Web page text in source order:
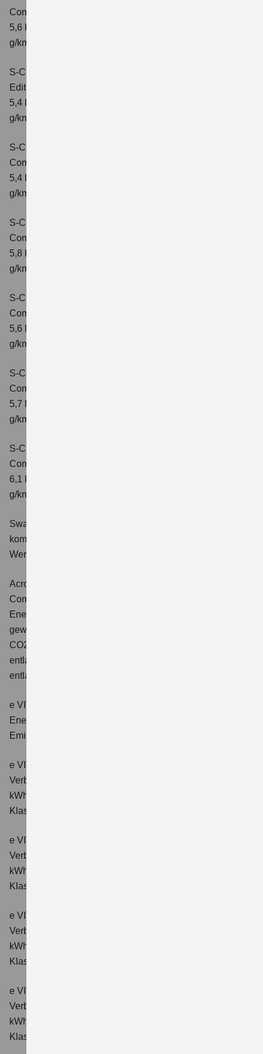
Comfort+
5,6 l/100km; kombinierter Wert der CO₂-Emission: 127
g/km; CO₂-Klasse: D
S-Cross 1.4 BOOSTERJET HYBRID
Edition
5,4 l/100 km; kombinierter Wert der CO2-Emission: 121
g/km; CO2-Klasse: D
S-Cross 1.4 BOOSTERJET HYBRID
Comfort
5,4 l/100 km; kombinierter Wert der CO2-Emission: 121
g/km; CO2-Klasse: D
S-Cross 1.4 BOOSTERJET HYBRID AT
Comfort
5,8 l/100 km; kombinierter Wert der CO2-Emission: 132
g/km; CO2-Klasse: D
S-Cross 1.4 BOOSTERJET HYBRID ALLGRIP
Comfort
5,6 l/100 km; kombinierter Wert der CO2-Emission: 131
g/km; CO2-Klasse: D
S-Cross 1.4 BOOSTERJET HYBRID ALLGRIP
Comfort+
5,7 l/100 km; kombinierter Wert der CO2-Emission: 131
g/km; CO2-Klasse: D
S-Cross 1.4 BOOSTERJET HYBRID ALLGRIP AT
Comfort+
6,1 l/100 km; kombinierter Wert der CO2-Emission: 141
g/km; CO2-Klasse: E
Swace 1.8 HYBRID CVT Comfort+
kombinierter Energieverbrauch 4,5 l/100km; kombinierter
Wert der CO2-Emission: 102 g/km; CO2-Klasse: C.
Across 2.5 PLUG-IN HYBRID CVT
Comfort+
Energieverbrauch: 17,1kWh/100km plus 1,0 l/100 km;
gewichtet kombinierter Wert der CO2-Emission: 22 g/km;
CO2-Klasse: B; kombinierter Kraftstoffverbrauch bei
entladener Batterie: 6,6 l/100km; CO2-Klasse (bei
entladener Batterie): E.
e VITARA eAxle Club (49 kWh-Batterie)
Energieverbrauch kombiniert: 14,9 kWh/100km; CO₂-
Emissionen kombiniert: 0 g/km; CO₂-Klasse: A.
e VITARA eAxle Comfort (61 kWh-Batterie)
Verbrauchswerte: Energieverbrauch kombiniert: 15,1
kWh/100km; CO₂-Emissionen kombiniert: 0 g/km; CO₂-
Klasse: A.
e VITARA eAxle ALLGRIP-e Comfort (61 kWh-Batterie)
Verbrauchswerte: Energieverbrauch kombiniert: 16,6
kWh/100km; CO₂-Emissionen kombiniert: 0 g/km; CO₂-
Klasse: A.
e VITARA eAxle Comfort+ (61 kWh-Batterie)
Verbrauchswerte: Energieverbrauch kombiniert: 15,1
kWh/100km; CO₂-Emissionen kombiniert: 0 g/km; CO₂-
Klasse: A.
e VITARA eAxle ALLGRIP-e Comfort+ (61 kWh-Batterie)
Verbrauchswerte: Energieverbrauch kombiniert: 16,6
kWh/100 km; CO₂-Emissionen kombiniert: 0 g/km; CO₂-
Klasse: A.